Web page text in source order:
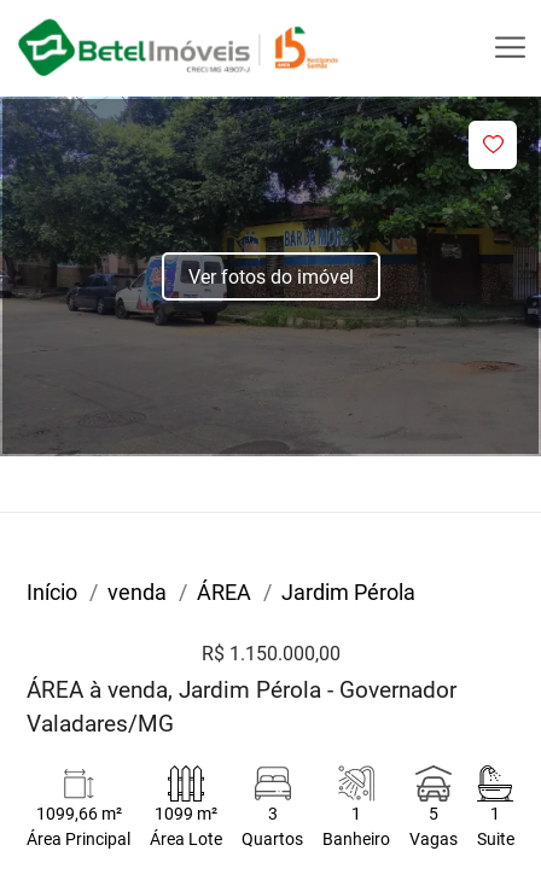
Ver fotos do imóvel
Início venda ÁREA Jardim Pérola
R$ 1.150.000,00
ÁREA à venda, Jardim Pérola - Governador
Valadares/MG
1099,66 m²
Área Principal
1099 m²
Área Lote
3
Quartos
1
Banheiro
5
Vagas
1
Suite